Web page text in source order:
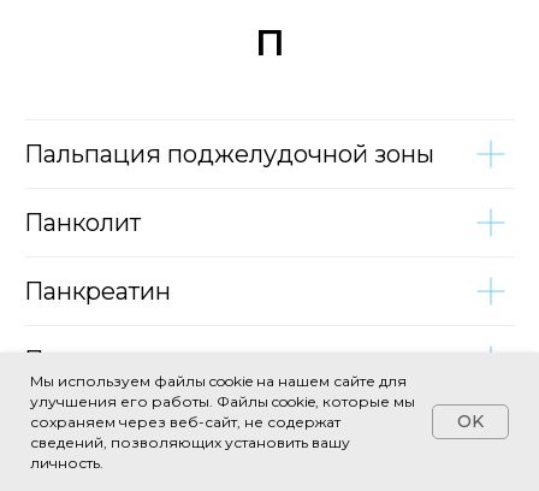
Мы используем файлы cookie на нашем сайте для
улучшения его работы. Файлы cookie, которые мы
сохраняем через веб-сайт, не содержат
сведений, позволяющих установить вашу
личность.
OK
П
Пальпация поджелудочной зоны
Панколит
Панкреатин
Панкреатит
Панкреатит после ЭРХПГ
?